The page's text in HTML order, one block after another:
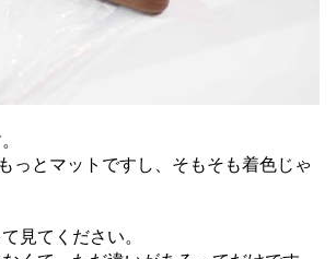
っとマットですし、そもそも着色じゃ
見てください。